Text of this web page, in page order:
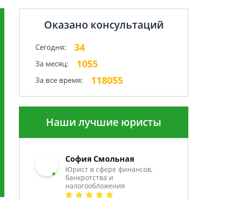
Оказано консультаций
Сегодня: 34
За месяц: 1055
За все время: 118055
Наши лучшие юристы
София Смольная
Юрист в сфере финансов,
банкротства и
налогообложения